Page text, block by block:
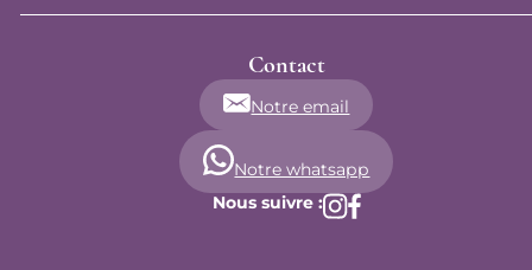
Contact
Notre email
Notre whatsapp
Nous suivre :